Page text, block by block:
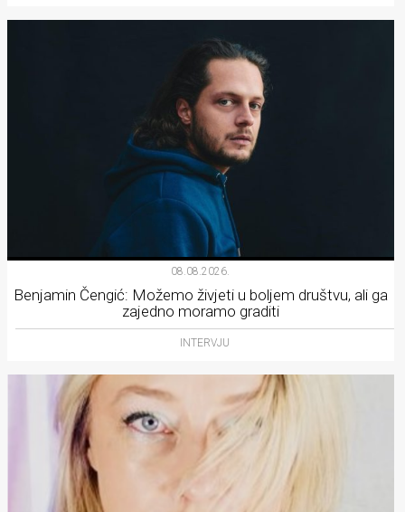
08.08.2026.
Benjamin Čengić: Možemo živjeti u boljem društvu, ali ga
zajedno moramo graditi
INTERVJU